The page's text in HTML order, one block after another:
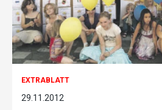
EXTRABLATT
29.11.2012